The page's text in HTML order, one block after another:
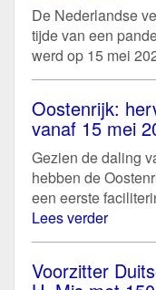
De Nederlandse
tijde van een
werd op 15 mei
Oostenrijk:
vanaf 15 mei
Gezien de daling
hebben de
een eerste
Lees verder
Voorzitter